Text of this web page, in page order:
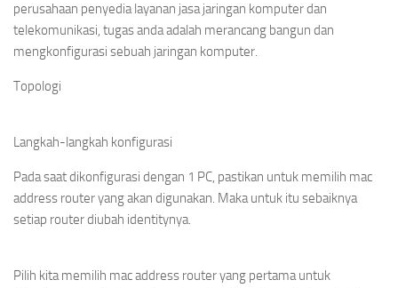
perusahaan penyedia layanan jasa jaringan komputer dan
telekomunikasi, tugas anda adalah merancang bangun dan
mengkonfigurasi sebuah jaringan komputer.
Topologi
Langkah-langkah konfigurasi
Pada saat dikonfigurasi dengan 1 PC, pastikan untuk memilih mac
address router yang akan digunakan. Maka untuk itu sebaiknya
setiap router diubah identitynya.
Pilih kita memilih mac address router yang pertama untuk